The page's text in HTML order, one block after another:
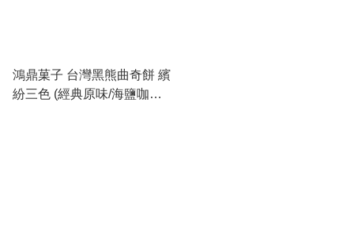
鴻鼎菓子 台灣黑熊曲奇餅 繽
紛三色 (經典原味/海鹽咖啡/